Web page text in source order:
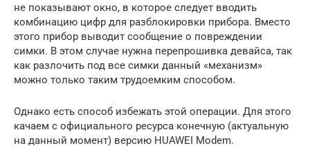
не показывают окно, в которое следует вводить
комбинацию цифр для разблокировки прибора. Вместо
этого прибор выводит сообщение о повреждении
симки. В этом случае нужна перепрошивка девайса, так
как разлочить под все симки данный «механизм»
можно только таким трудоемким способом.
Однако есть способ избежать этой операции. Для этого
качаем с официального ресурса конечную (актуальную
на данный момент) версию HUAWEI Modem.